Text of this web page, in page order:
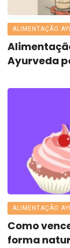
ALIMENTAÇÃO
Ayurveda
ALIMENTAÇÃO
Como
forma